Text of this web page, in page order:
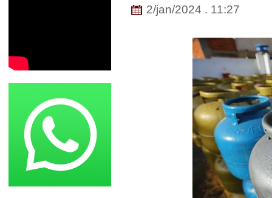
2/jan/2024 . 11:27